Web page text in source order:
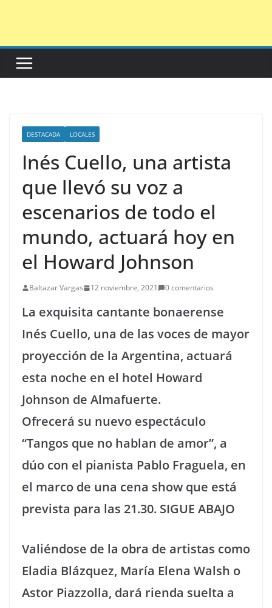
DESTACADA LOCALES
Inés Cuello, una artista
que llevó su voz a
escenarios de todo el
mundo, actuará hoy en
el Howard Johnson
Baltazar Vargas 12 noviembre, 2021 0 comentarios
La exquisita cantante bonaerense
Inés Cuello, una de las voces de mayor
proyección de la Argentina, actuará
esta noche en el hotel Howard
Johnson de Almafuerte.
Ofrecerá su nuevo espectáculo
“Tangos que no hablan de amor”, a
dúo con el pianista Pablo Fraguela, en
el marco de una cena show que está
prevista para las 21.30. SIGUE ABAJO
Valiéndose de la obra de artistas como
Eladia Blázquez, María Elena Walsh o
Astor Piazzolla, dará rienda suelta a